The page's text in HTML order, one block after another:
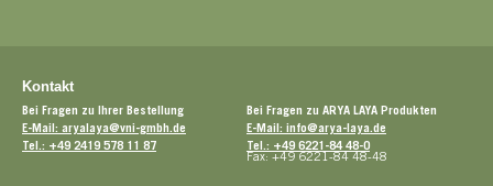
Kontakt
Bei Fragen zu Ihrer Bestellung
E-Mail: aryalaya@vni-gmbh.de
Tel.: +49 2419 578 11 87
Bei Fragen zu ARYA LAYA Produkten
E-Mail: info@arya-laya.de
Tel.: +49 6221-84 48-0
Fax: +49 6221-84 48-48